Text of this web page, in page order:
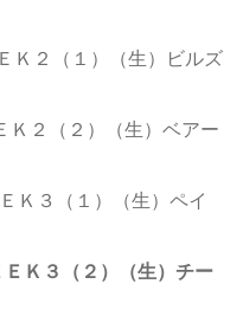
２（１）（生）ビルズ
２（２）（生）ベアー
Ｋ３（１）（生）ペイ
Ｋ３（２）（生）チー